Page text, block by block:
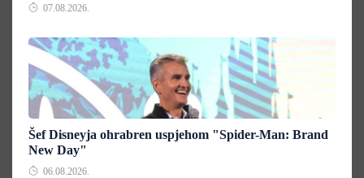
07.08.2026.
Šef Disneyja ohrabren uspjehom "Spider-Man: Brand
New Day"
06.08.2026.